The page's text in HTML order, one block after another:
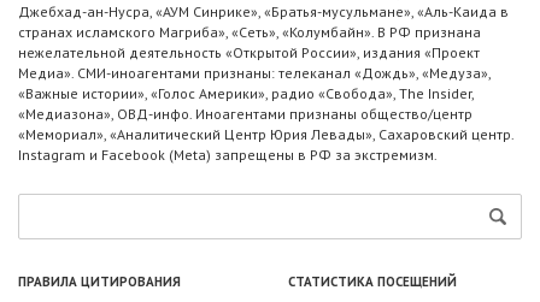
Джебхад-ан-Нусра, «АУМ Синрике», «Братья-мусульмане», «Аль-Каида в
странах исламского Магриба», «Сеть», «Колумбайн». В РФ признана
нежелательной деятельность «Открытой России», издания «Проект
Медиа». СМИ-иноагентами признаны: телеканал «Дождь», «Медуза»,
«Важные истории», «Голос Америки», радио «Свобода», The Insider,
«Медиазона», ОВД-инфо. Иноагентами признаны общество/центр
«Мемориал», «Аналитический Центр Юрия Левады», Сахаровский центр.
Instagram и Facebook (Metа) запрещены в РФ за экстремизм.
ПРАВИЛА ЦИТИРОВАНИЯ СТАТИСТИКА ПОСЕЩЕНИЙ